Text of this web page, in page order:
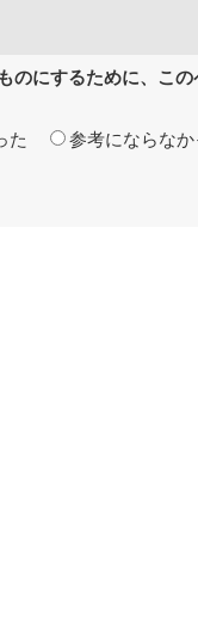
のにするために、こ
た 参考にならなか